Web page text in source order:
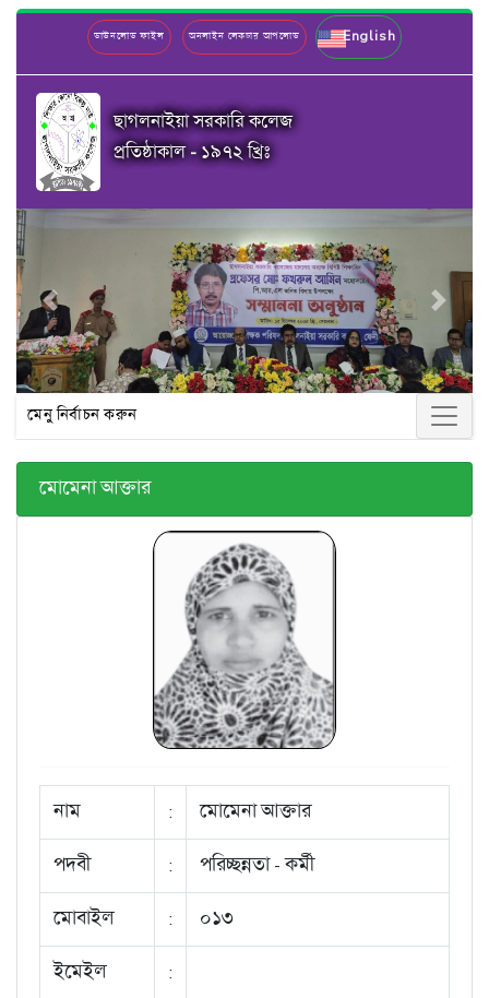
ডাউনলোড ফাইল অনলাইন লেকচার আপলোড English
ছাগলনাইয়া সরকারি কলেজ
প্রতিষ্ঠাকাল - ১৯৭২ খ্রিঃ
Previous Next
মেনু নির্বাচন করুন
মোমেনা আক্তার
নাম : মোমেনা আক্তার
পদবী : পরিচ্ছন্নতা - কর্মী
মোবাইল : ০১৩
ইমেইল :